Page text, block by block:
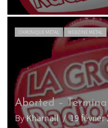
CHRONIQUE METAL WEBZINE METAL
Aborted –
By Watchmaker/ 2